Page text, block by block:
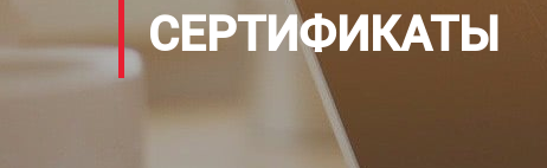
СЕРТИФИКАТЫ